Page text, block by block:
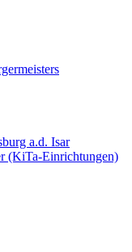
a.d. Isar
(KiTa-Einrichtungen)